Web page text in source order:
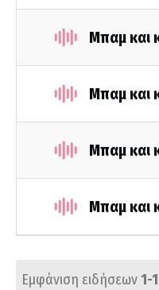
Μπαμ και
Μπαμ και
Μπαμ και
Μπαμ και
Εμφάνιση ειδήσεων1-